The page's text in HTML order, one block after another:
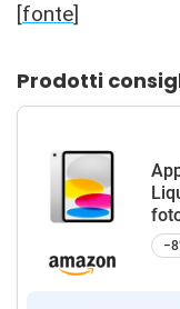
[fonte]
Prodotti